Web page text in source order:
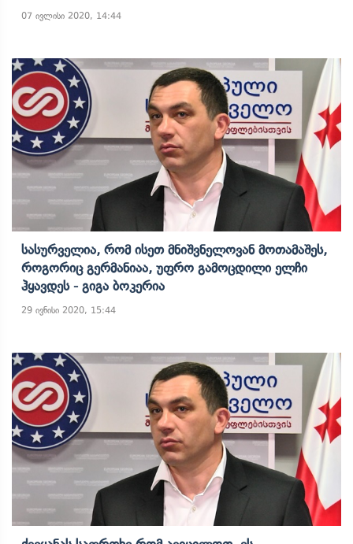
07 ივლისი 2020, 14:44
Სასურველია, Რომ Ისეთ Მნიშვნელოვან Მოთამაშეს,
Როგორიც Გერმანიაა, Უფრო Გამოცდილი Ელჩი
Ჰყავდეს - Გიგა Ბოკერია
29 ივნისი 2020, 15:44